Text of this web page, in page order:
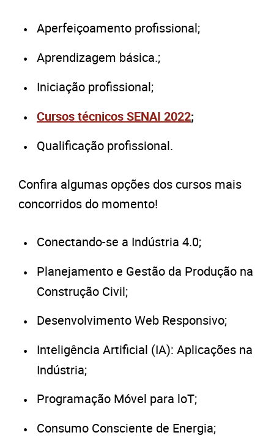
Aperfeiçoamento profissional;
Aprendizagem básica.;
Iniciação profissional;
Cursos técnicos SENAI 2022;
Qualificação profissional.
Confira algumas opções dos cursos mais
concorridos do momento!
Conectando-se a Indústria 4.0;
Planejamento e Gestão da Produção na
Construção Civil;
Desenvolvimento Web Responsivo;
Inteligência Artificial (IA): Aplicações na
Indústria;
Programação Móvel para loT;
Consumo Consciente de Energia;